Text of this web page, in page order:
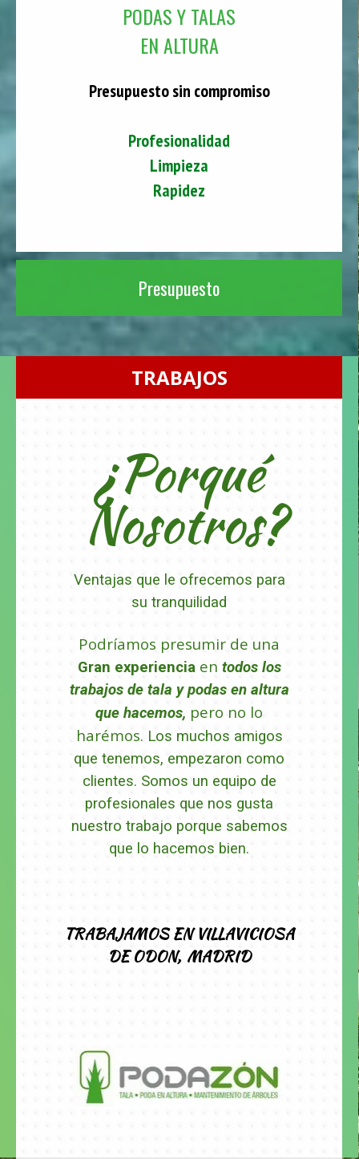
PODAS Y TALAS
EN ALTURA
Presupuesto sin compromiso
Profesionalidad
Limpieza
Rapidez
Presupuesto
TRABAJOS
¿Porqué
Nosotros?
Ventajas que le ofrecemos para
su tranquilidad
Podríamos presumir de una
Gran experiencia en todos los
trabajos de tala y podas en altura
que hacemos, pero no lo
harémos. Los muchos amigos
que tenemos, empezaron como
clientes. Somos un equipo de
profesionales que nos gusta
nuestro trabajo porque sabemos
que lo hacemos bien.
TRABAJAMOSEN VILLAVICIOSA
DE ODON, MADRID